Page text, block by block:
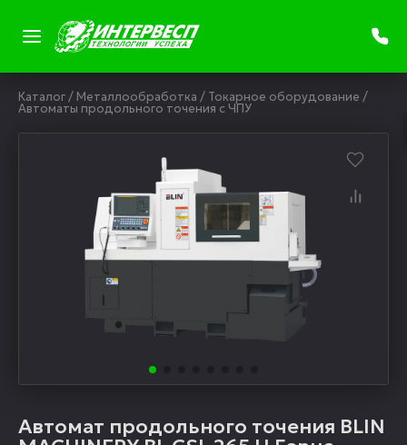
Каталог/ Металлообработка / Токарное оборудование /
Автоматы продольного точения с ЧПУ
Автомат продольного точения BLIN